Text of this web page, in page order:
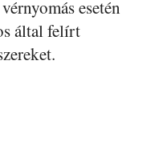
esetén
által felírt